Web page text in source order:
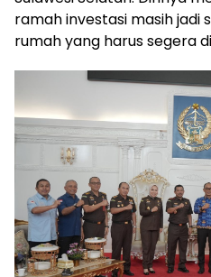
ramah investasi masih jadi
rumah yang harus segera